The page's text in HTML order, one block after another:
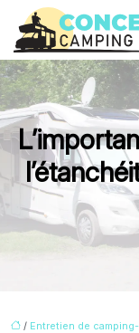
/ Entretien de